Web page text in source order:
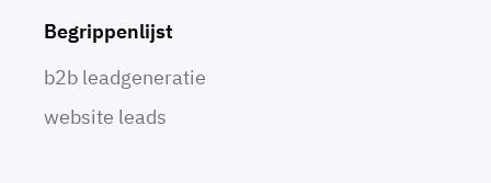
Begrippenlijst
b2b leadgeneratie
website leads